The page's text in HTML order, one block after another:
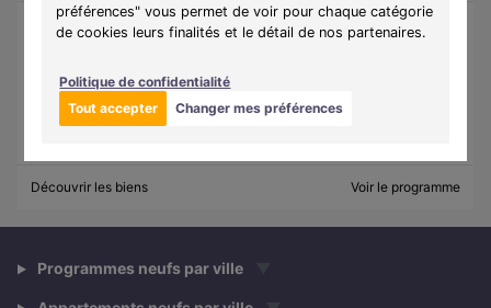
préférences" vous permet de voir pour chaque catégorie
de cookies leurs finalités et le détail de nos partenaires.
Politique de confidentialité
Tout accepter
Changer mes préférences
Découvrez Rivéa, une résidence à taille humaine située à
Périgny, offrant un cadre de vie verdoyant aux portes de La
Rochelle.
Découvrir les biens Voir le programme
Programmes neufs par ville